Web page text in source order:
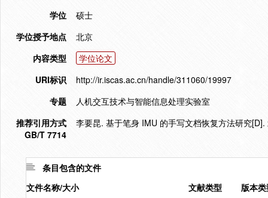
学位
硕士
学位授予地点
北京
内容类型
学位论文
URI标识
http://ir.iscas.ac.cn/handle/311060/19997
专题
人机交互技术与智能信息处理实验室
推荐引用方式
GB/T 7714
李要昆. 基于笔身 IMU 的手写文档恢复方法研究
条目包含的文件
文件名称/大小
文献类型 版本